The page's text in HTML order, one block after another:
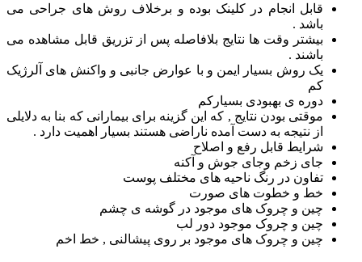
قابل انجام در کلینک بوده و برخلاف روش های جراحی می
باشد .
بیشتر وقت ها نتایج بلافاصله پس از تزریق قابل مشاهده می
باشند .
یک روش بسیار ایمن و با عوارض جانبی و واکنش های آلرژیک
کم
دوره ی بهبودی بسیارکم
موقتی بودن نتایج , که این گزینه برای بیمارانی که بنا به دلایلی
از نتیجه به دست آمده ناراضی هستند بسیار اهمیت دارد .
شرایط قابل رفع و اصلاح
جای زخم وجای جوش و آکنه
تفاون در رنگ ناحیه های مختلف پوست
خط و خطوت های صورت
چین و چروک های موجود در گوشه ی چشم
چین و چروک موجود دور لب
چین و چروک های موجود بر روی پیشالنی , خط اخم